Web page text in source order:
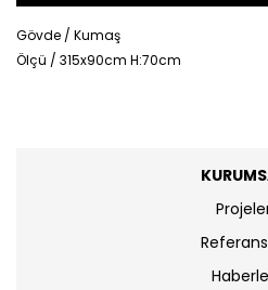
Gövde / Kumaş
Ölçü / 315x90cm H:70cm